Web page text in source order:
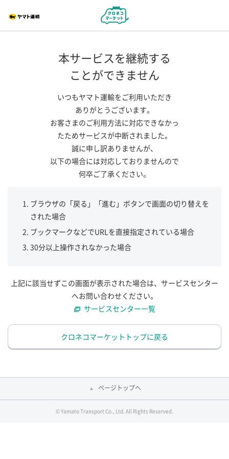
本サービスを継続する
ことができません
いつもヤマト運輸をご利用いただき
ありがとうございます。
お客さまのご利用方法に対応できなかっ
たためサービスが中断されました。
誠に申し訳ありませんが、
以下の場合には対応しておりませんので
何卒ご了承ください。
ブラウザの「戻る」「進む」ボタンで画面の切り替えを
された場合
ブックマークなどでURLを直接指定されている場合
30分以上操作されなかった場合
上記に該当せずこの画面が表示された場合は、サービスセンター
へお問い合わせください。
サービスセンター一覧
クロネコマーケットトップに戻る
ページトップへ
© Yamato Transport Co., Ltd. All Rights Reserved.